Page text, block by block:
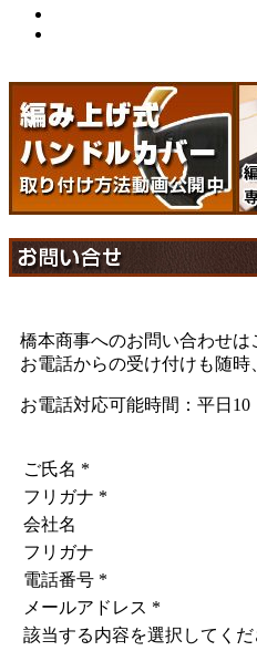
橋本商事へのお問い合わせは
お電話からの受け付けも随時
お電話対応可能時間：平日
ご氏名 *
フリガナ *
会社名
フリガナ
電話番号 *
メールアドレス *
該当する内容を選択してくだ